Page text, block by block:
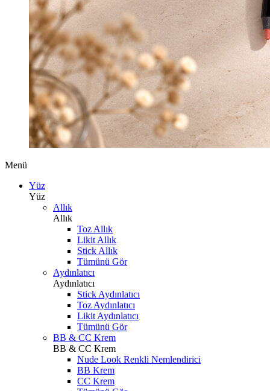
Menü
Yüz
Yüz
Allık
Allık
Toz Allık
Likit Allık
Stick Allık
Tümünü Gör
Aydınlatıcı
Aydınlatıcı
Stick Aydınlatıcı
Toz Aydınlatıcı
Likit Aydınlatıcı
Tümünü Gör
BB & CC Krem
BB & CC Krem
Nude Look Renkli Nemlendirici
BB Krem
CC Krem